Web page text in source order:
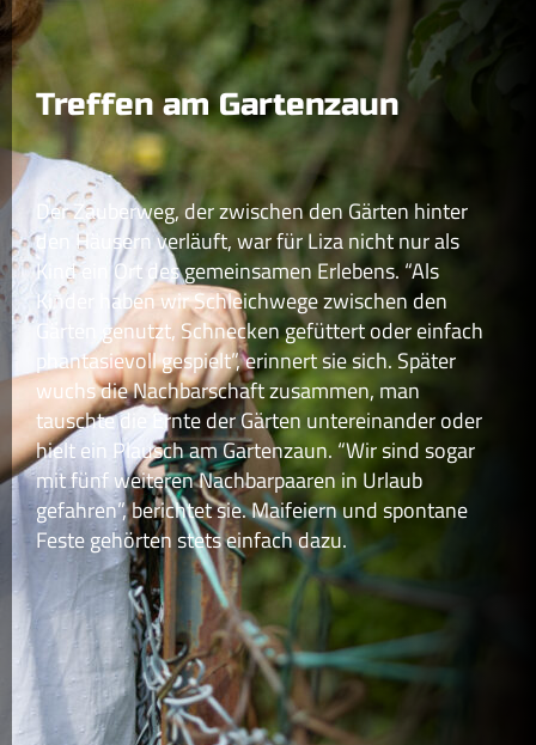
Treffen am Gartenzaun
Der Zauberweg, der zwischen den Gärten hinter
den Häusern verläuft, war für Liza nicht nur als
Kind ein Ort des gemeinsamen Erlebens. “Als
Kinder haben wir Schleichwege zwischen den
Gärten genutzt, Schnecken gefüttert oder einfach
phantasievoll gespielt”, erinnert sie sich. Später
wuchs die Nachbarschaft zusammen, man
tauschte die Ernte der Gärten untereinander oder
hielt ein Plausch am Gartenzaun. “Wir sind sogar
mit fünf weiteren Nachbarpaaren in Urlaub
gefahren”, berichtet sie. Maifeiern und spontane
Feste gehörten stets einfach dazu.